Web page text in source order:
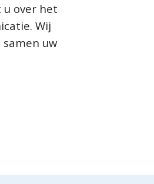
u over het
Wij
uw